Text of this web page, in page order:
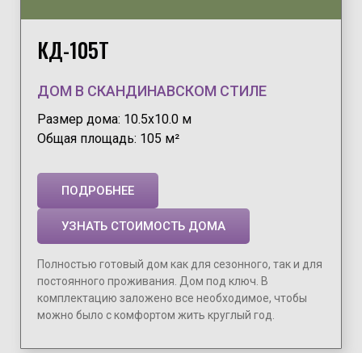
КД-105Т
ДОМ В СКАНДИНАВСКОМ СТИЛЕ
Размер дома: 10.5х10.0 м
Общая площадь: 105 м²
ПОДРОБНЕЕ
УЗНАТЬ СТОИМОСТЬ ДОМА
Полностью готовый дом как для сезонного, так и для
постоянного проживания. Дом под ключ. В
комплектацию заложено все необходимое, чтобы
можно было с комфортом жить круглый год.